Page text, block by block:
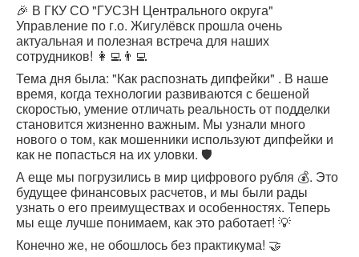
🎉 В ГКУ СО "ГУСЗН Центрального округа"
Управление по г.о. Жигулёвск прошла очень
актуальная и полезная встреча для наших
сотрудников! 👩‍💻👨‍💻
Тема дня была: "Как распознать дипфейки" . В наше
время, когда технологии развиваются с бешеной
скоростью, умение отличать реальность от подделки
становится жизненно важным. Мы узнали много
нового о том, как мошенники используют дипфейки и
как не попасться на их уловки. 🛡️
А еще мы погрузились в мир цифрового рубля 💰. Это
будущее финансовых расчетов, и мы были рады
узнать о его преимуществах и особенностях. Теперь
мы еще лучше понимаем, как это работает! 💡
Конечно же, не обошлось без практикума! 🤝